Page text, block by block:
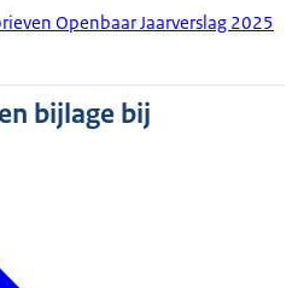
Openbaar Jaarverslag 2025
bijlage bij